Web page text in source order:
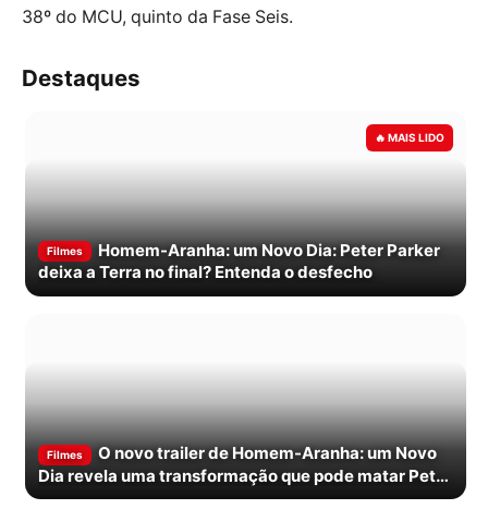
38º do MCU, quinto da Fase Seis.
Destaques
Filmes
Homem-Aranha: um Novo Dia: Peter Parker
deixa a Terra no final? Entenda o desfecho
Filmes
O novo trailer de Homem-Aranha: um Novo
Dia revela uma transformação que pode matar Peter
Parker